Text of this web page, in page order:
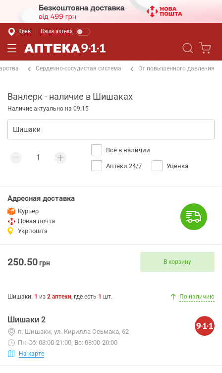
Киев Ваша аптека
Сердечно-сосудистая система От повышенного давления
Ванлерк - наличие в Шишаках
Наличие актуально на 09:15
Все в наличии
Аптеки 24/7 Уценка
Адресная доставка
Курьер
Новая почта
Укрпошта
250.50грн В корзину
Шишаки: 1 из 2 аптеки, где есть 1 шт. По наличию
Шишаки 2
п. Шишаки, ул. Кирилла Осьмака, 62
Пн-Сб: 08:00-21:00; Вс: 08:00-20:00
На карте